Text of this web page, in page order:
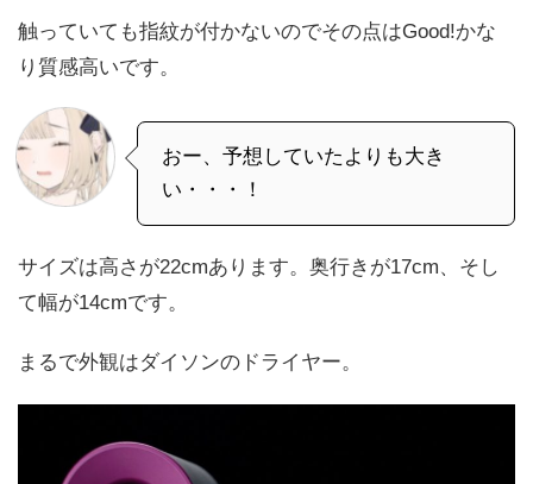
触っていても指紋が付かないのでその点はGood!かな
り質感高いです。
おー、予想していたよりも大き
い・・・！
サイズは高さが22cmあります。奥行きが17cm、そし
て幅が14cmです。
まるで外観はダイソンのドライヤー。